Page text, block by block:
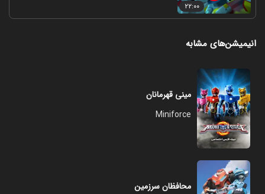
۲۲:۰۰
انیمیشن‌های مشابه
مینی قهرمانان
Miniforce
محافظان سرزمین